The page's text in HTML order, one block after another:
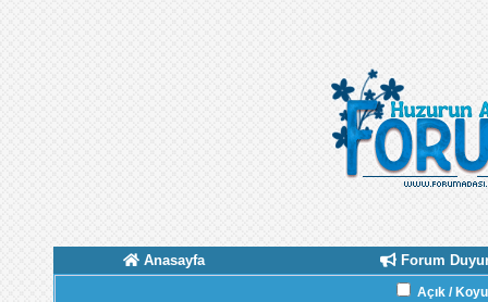
Anasayfa Forum
Açık /